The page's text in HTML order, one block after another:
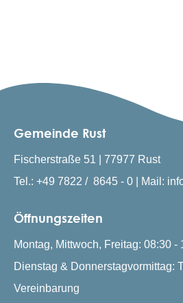
Gemeinde Rust
Fischerstraße 51 | 77977 Rust
Tel.: +49 7822 / 8645 - 0 | Mail:
Öffnungszeiten
Montag, Mittwoch, Freitag: 08:30 -
Dienstag & Donnerstagvormittag:
Vereinbarung